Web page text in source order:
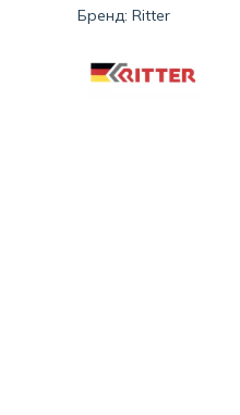
Бренд: Ritter